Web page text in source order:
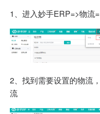
1、进入妙手ERP=>物流
2、找到需要设置的物流
流